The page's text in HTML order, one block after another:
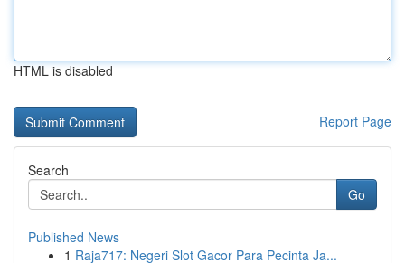
HTML is disabled
Report Page
Search
Go
Published News
1 Raja717: Negeri Slot Gacor Para Pecinta Ja...